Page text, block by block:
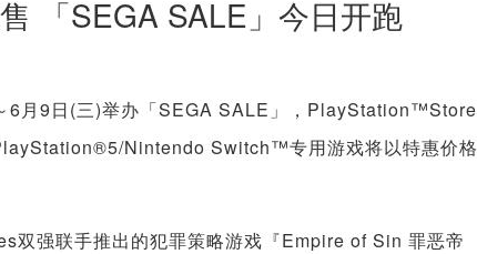
「SEGA SALE」今日开跑
月9日(三)举办「SEGA SALE」，PlayStation™Store
Nintendo Switch™专用游戏将以特惠价格
强联手推出的犯罪策略游戏『Empire of Sin 罪恶帝